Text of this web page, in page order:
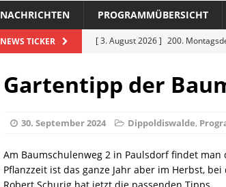
NACHRICHTEN PROGRAMMÜBERSICHT
NEWS TICKER [ 3. August 2026 ] 200.
[ 27. Juli 2026 ]
Gartentipp der
30. September 2024 Dippoldiswalde,
Am Baumschulenweg 2 in Paulsdorf findet
Pflanzzeit ist das ganze Jahr aber im Herbst,